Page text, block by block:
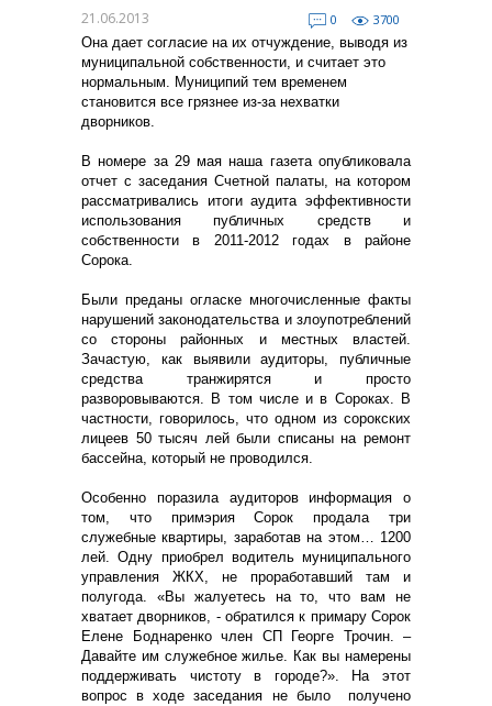
21.06.2013 0
3700
Она дает согласие на их отчуждение, выводя из
муниципальной собственности, и считает это
нормальным. Муниципий тем временем
становится все грязнее из-за нехватки
дворников.
В номере за 29 мая наша газета опубликовала
отчет с заседания Счетной палаты, на котором
рассматривались итоги аудита эффективности
использования публичных средств и
собственности в 2011-2012 годах в районе
Сорока.
Были преданы огласке многочисленные факты
нарушений законодательства и злоупотреблений
со стороны районных и местных властей.
Зачастую, как выявили аудиторы, публичные
средства транжирятся и просто
разворовываются. В том числе и в Сороках. В
частности, говорилось, что одном из сорокских
лицеев 50 тысяч лей были списаны на ремонт
бассейна, который не проводился.
Особенно поразила аудиторов информация о
том, что примэрия Сорок продала три
служебные квартиры, заработав на этом… 1200
лей. Одну приобрел водитель муниципального
управления ЖКХ, не проработавший там и
полугода. «Вы жалуетесь на то, что вам не
хватает дворников, - обратился к примару Сорок
Елене Боднаренко член СП Георге Трочин. –
Давайте им служебное жилье. Как вы намерены
поддерживать чистоту в городе?». На этот
вопрос в ходе заседания не было получено